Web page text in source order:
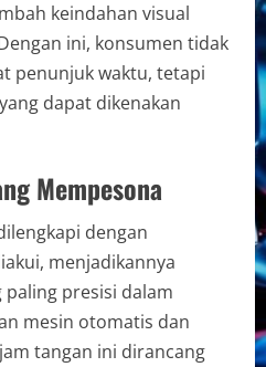
keindahan visual
ini, konsumen tidak
penunjuk waktu, tetapi
dapat dikenakan
Mempesona
dengan
menjadikannya
paling presisi dalam
mesin otomatis dan
tangan ini dirancang